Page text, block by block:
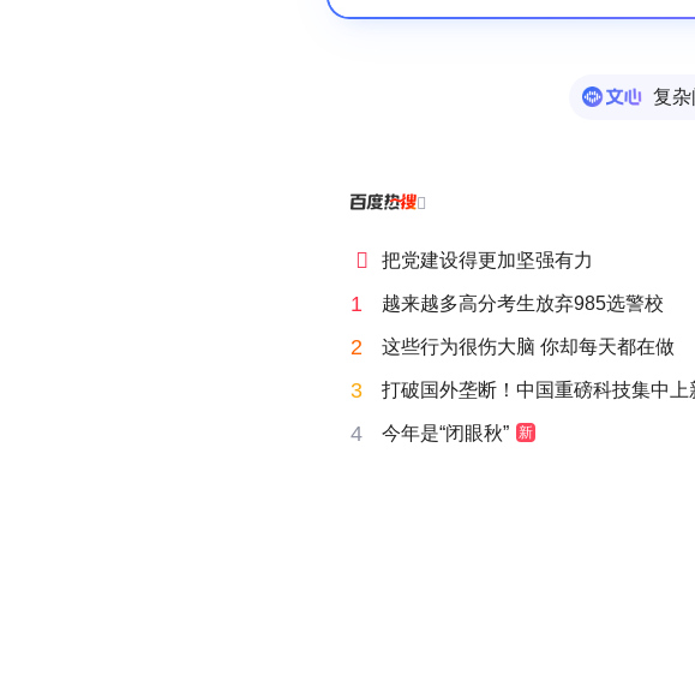
复

 把党建设得更加坚强有力
1 越来越多高分考生放弃985选警校
2 这些行为很伤大脑 你却每天都在做
3 打破国外垄断！中国重磅科技集中上
4 今年是“闭眼秋” 新